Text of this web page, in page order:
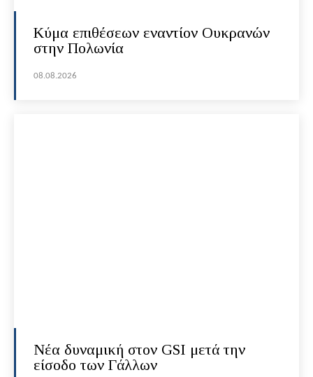
Κύμα επιθέσεων εναντίον Ουκρανών
στην Πολωνία
08.08.2026
Νέα δυναμική στον GSI μετά την
είσοδο των Γάλλων